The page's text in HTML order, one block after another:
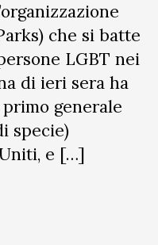
che si batte
LGBT nei
di ieri sera ha
generale
specie)
e […]